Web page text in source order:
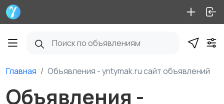
Главная Объявления - yntymak.ru сайт объявлений
Объявления -